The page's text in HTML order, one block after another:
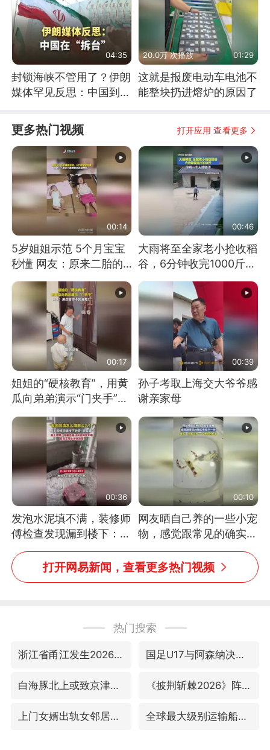
04:35
封锁海峡不管用了？伊朗
媒体罕见反思：中国到底
20.0万 次播放 01:29
这就是报废电动车电池不
能整块扔进熔炉的原因了
更多热门视频 打开应用 查看更多
00:14
5岁姐姐示范 5个月宝宝
秒懂 网友：原来二胎的
快乐长这样
00:46
大雨将至全家老小抢收稻
谷，6分钟收完1000斤，
没有一个人掉链子
00:17
姐姐的“硬核教育”，用黄
瓜向弟弟演示“门夹手”，
网友：果然言传不如身
教！
00:39
孙子考取上海交大爷爷感
谢亲家母
00:36
发泡水泥填不满，装修师
傅检查发现漏到楼下：出
风口未延伸到外墙
00:10
网友晒自己养的一些小宠
物，感觉跟常见的确实有
些不一样
打开网易新闻，查看更多热门视频
热门搜索
浙江省甬江发生2026年第1号洪水 国足U17与阿森纳决赛取消 并列冠军
白海豚北上或致京津冀暴雨 《披荆斩棘2026》阵容官宣
上门女婿出轨女邻居多年被判重婚罪 全球最大级别运输船通过长江大桥